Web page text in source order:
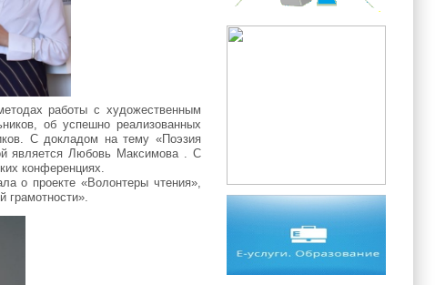
работы с художественным
об успешно реализованных
С докладом на тему «Поэзия
является Любовь Максимова . С
конференциях.
о проекте «Волонтеры чтения»,